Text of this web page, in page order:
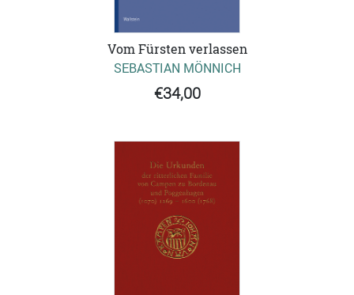
Vom Fürsten verlassen
SEBASTIAN MÖNNICH
€34,00